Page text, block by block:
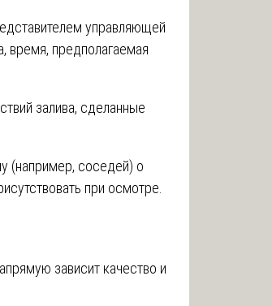
управляющей
время, предполагаемая
залива, сделанные
(например, соседей) о
при осмотре.
зависит качество и